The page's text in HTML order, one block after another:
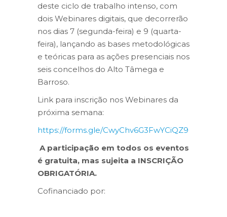
deste ciclo de trabalho intenso, com
dois Webinares digitais, que decorrerão
nos dias 7 (segunda-feira) e 9 (quarta-
feira), lançando as bases metodológicas
e teóricas para as ações presenciais nos
seis concelhos do Alto Tâmega e
Barroso.
Link para inscrição nos Webinares da
próxima semana:
https://forms.gle/CwyChv6G3FwYCiQZ9
A participação em todos os eventos
é gratuita, mas sujeita a INSCRIÇÃO
OBRIGATÓRIA.
Cofinanciado por: